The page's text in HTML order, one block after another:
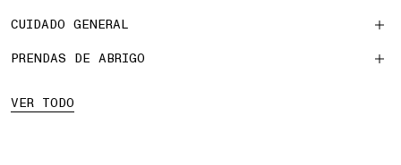
CUIDADO GENERAL
PRENDAS DE ABRIGO
VER TODO